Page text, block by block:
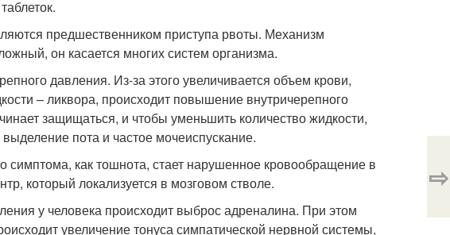
предшественником приступа рвоты. Механизм
он касается многих систем организма.
давления. Из-за этого увеличивается объем крови,
– ликвора, происходит повышение внутричерепного
защищаться, и чтобы уменьшить количество жидкости,
пота и частое мочеиспускание.
как тошнота, стает нарушенное кровообращение в
который локализуется в мозговом стволе.
у человека происходит выброс адреналина. При этом
увеличение тонуса симпатической нервной системы,
⇨